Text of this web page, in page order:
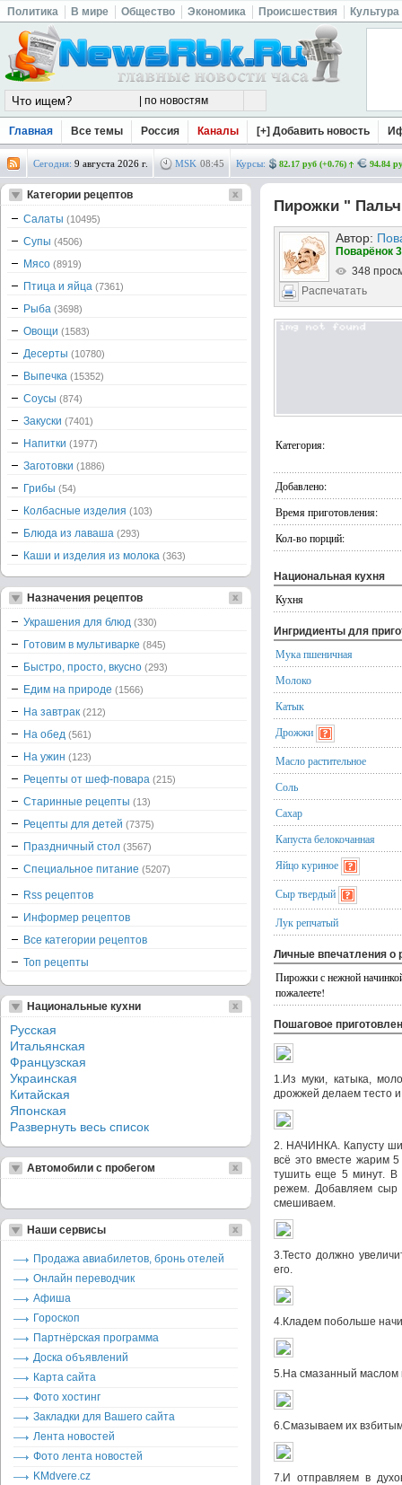
Политика В мире Общество Экономика Происшествия Культура
Главная Все темы Россия Каналы [+] Добавить новость
Сегодня: 9 августа 2026 г. MSK 08:45 Курсы: 82.17 руб (+0.76) 94.84
Пирожки "
Автор:
Поварёнок
348
Распечатать
Категория:
Добавлено:
Время приготовления:
Кол-во порций:
Национальная кухня
Кухня
Ингридиенты для
Мука пшеничная
Молоко
Катык
Дрожжи
Масло растительное
Соль
Сахар
Капуста белокочанная
Яйцо куриное
Сыр твердый
Лук репчатый
Личные впечатления о
Пирожки с нежной
пожалеете!
Пошаговое
1.Из муки, катыка,
дрожжей делаем тесто
2. НАЧИНКА. Капусту
всё это вместе жарим
тушить еще 5 минут. В
режем. Добавляем сыр
смешиваем.
3.Тесто должно
его.
4.Кладем побольше
5.На смазанный маслом
6.Смазываем их
7.И отправляем в
Категории рецептов
Салаты (10495)
Супы (4506)
Мясо (8919)
Птица и яйца (7361)
Рыба (3698)
Овощи (1583)
Десерты (10780)
Выпечка (15352)
Соусы (874)
Закуски (7401)
Напитки (1977)
Заготовки (1886)
Грибы (54)
Колбасные изделия (103)
Блюда из лаваша (293)
Каши и изделия из молока (363)
Назначения рецептов
Украшения для блюд (330)
Готовим в мультиварке (845)
Быстро, просто, вкусно (293)
Едим на природе (1566)
На завтрак (212)
На обед (561)
На ужин (123)
Рецепты от шеф-повара (215)
Старинные рецепты (13)
Рецепты для детей (7375)
Праздничный стол (3567)
Специальное питание (5207)
Rss рецептов
Информер рецептов
Все категории рецептов
Топ рецепты
Национальные кухни
Русская
Итальянская
Французская
Украинская
Китайская
Японская
Развернуть весь список
Автомобили с пробегом
Наши сервисы
Продажа авиабилетов, бронь отелей
Онлайн переводчик
Афиша
Гороскоп
Партнёрская программа
Доска объявлений
Карта сайта
Фото хостинг
Закладки для Вашего сайта
Лента новостей
Фото лента новостей
KMdvere.cz